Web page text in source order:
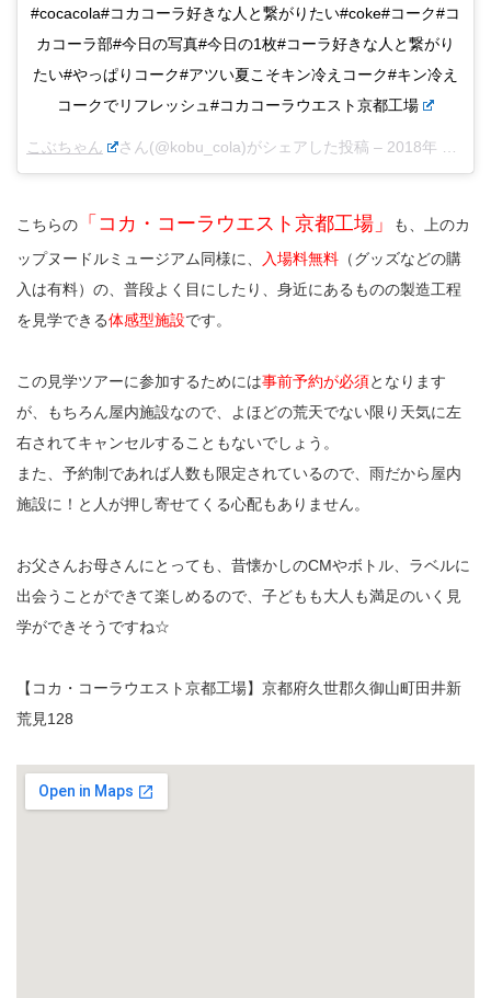
#cocacola#コカコーラ好きな人と繋がりたい#coke#コーク#コ
カコーラ部#今日の写真#今日の1枚#コーラ好きな人と繋がり
たい#やっぱりコーク#アツい夏こそキン冷えコーク#キン冷え
コークでリフレッシュ#コカコーラウエスト京都工場
こぶちゃん さん(@kobu_cola)がシェアした投稿 – 2018年 1月月18日午前4時12分PST
こちらの 「コカ・コーラウエスト京都工場」
も、上のカ
ップヌードルミュージアム同様に、
入場料無料 （グッズなどの購
入は有料）の、普段よく目にしたり、身近にあるものの製造工程
を見学できる体感型施設です。
この見学ツアーに参加するためには事前予約が必須となります
が、もちろん屋内施設なので、よほどの荒天でない限り天気に左
右されてキャンセルすることもないでしょう。
また、予約制であれば人数も限定されているので、雨だから屋内
施設に！と人が押し寄せてくる心配もありません。
お父さんお母さんにとっても、昔懐かしのCMやボトル、ラベルに
出会うことができて楽しめるので、子どもも大人も満足のいく見
学ができそうですね☆
【コカ・コーラウエスト京都工場】京都府久世郡久御山町田井新
荒見128